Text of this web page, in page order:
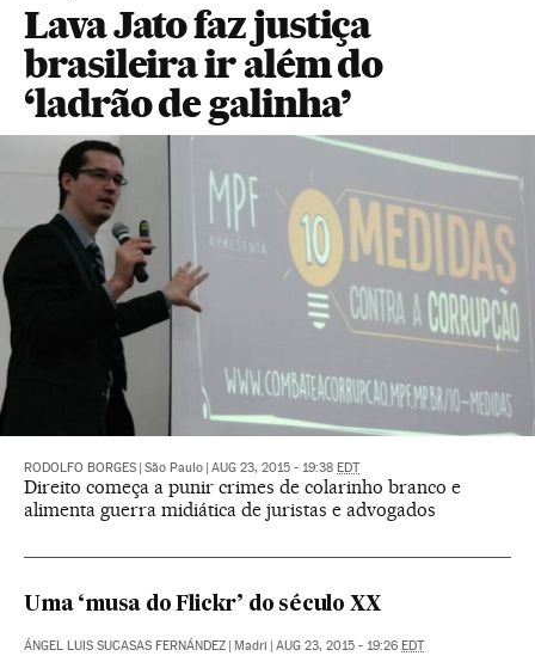
Lava Jato faz justiça
brasileira ir além do
‘ladrão de galinha’
RODOLFO BORGES São Paulo AUG 23, 2015 - 19:38 EDT
Direito começa a punir crimes de colarinho branco e
alimenta guerra midiática de juristas e advogados
Uma ‘musa do Flickr’ do século XX
ÁNGEL LUIS SUCASAS FERNÁNDEZ Madri AUG 23, 2015 - 19:26 EDT